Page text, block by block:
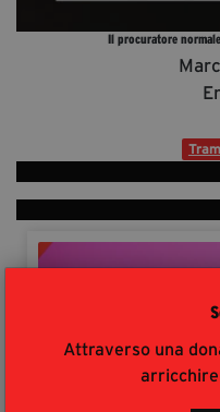
Attraverso una
Archivio Storico
+39 346 954 4078
Il procuratore